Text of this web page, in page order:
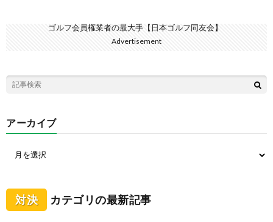
ゴルフ会員権業者の最大手【日本ゴルフ同友会】
Advertisement
アーカイブ
対決 カテゴリの最新記事